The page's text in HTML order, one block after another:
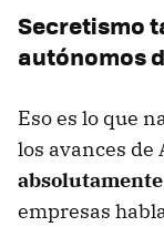
Secretismo
autónomos
Eso es lo que
los avances de
empresas